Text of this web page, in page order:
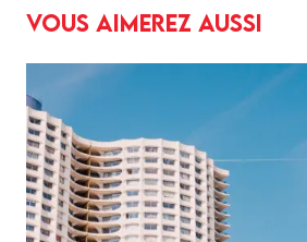
Vous aimerez aussi